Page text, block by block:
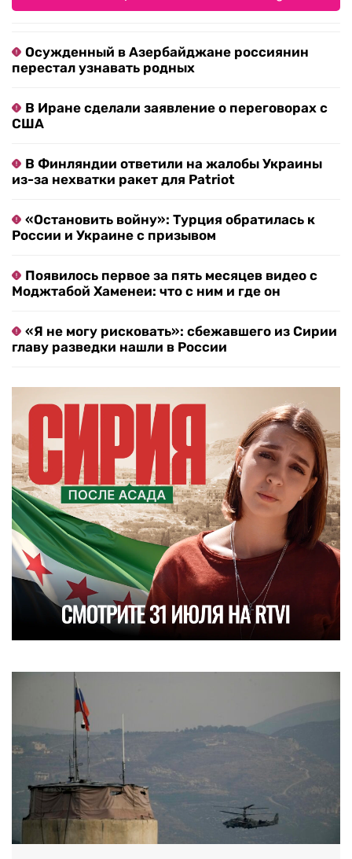
Осужденный в Азербайджане россиянин
перестал узнавать родных
В Иране сделали заявление о переговорах с
США
В Финляндии ответили на жалобы Украины
из-за нехватки ракет для Patriot
«Остановить войну»: Турция обратилась к
России и Украине с призывом
Появилось первое за пять месяцев видео с
Моджтабой Хаменеи: что с ним и где он
«Я не могу рисковать»: сбежавшего из Сирии
главу разведки нашли в России